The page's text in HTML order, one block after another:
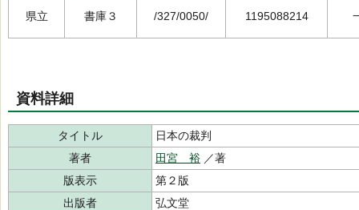
県立 書庫３ /327/0050/ 1195088214
資料詳細
タイトル
日本の裁判
著者
田宮 裕 ／著
版表示
第２版
出版者
弘文堂